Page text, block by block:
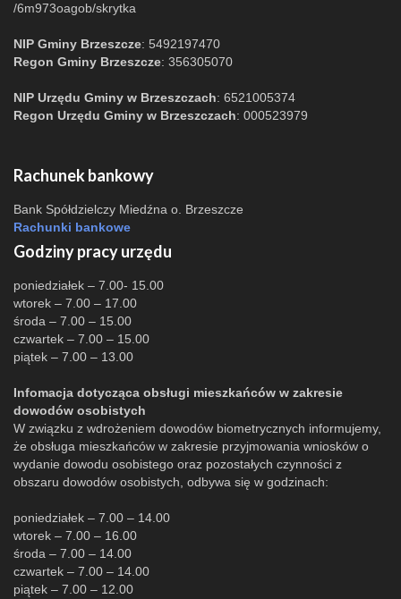
/6m973oagob/skrytka
NIP Gminy Brzeszcze: 5492197470
Regon Gminy Brzeszcze: 356305070
NIP Urzędu Gminy w Brzeszczach: 6521005374
Regon Urzędu Gminy w Brzeszczach: 000523979
Rachunek bankowy
Bank Spółdzielczy Miedźna o. Brzeszcze
Rachunki bankowe
Godziny pracy urzędu
poniedziałek – 7.00- 15.00
wtorek – 7.00 – 17.00
środa – 7.00 – 15.00
czwartek – 7.00 – 15.00
piątek – 7.00 – 13.00
Infomacja dotycząca obsługi mieszkańców w zakresie
dowodów osobistych
W związku z wdrożeniem dowodów biometrycznych informujemy,
że obsługa mieszkańców w zakresie przyjmowania wniosków o
wydanie dowodu osobistego oraz pozostałych czynności z
obszaru dowodów osobistych, odbywa się w godzinach:
poniedziałek – 7.00 – 14.00
wtorek – 7.00 – 16.00
środa – 7.00 – 14.00
czwartek – 7.00 – 14.00
piątek – 7.00 – 12.00